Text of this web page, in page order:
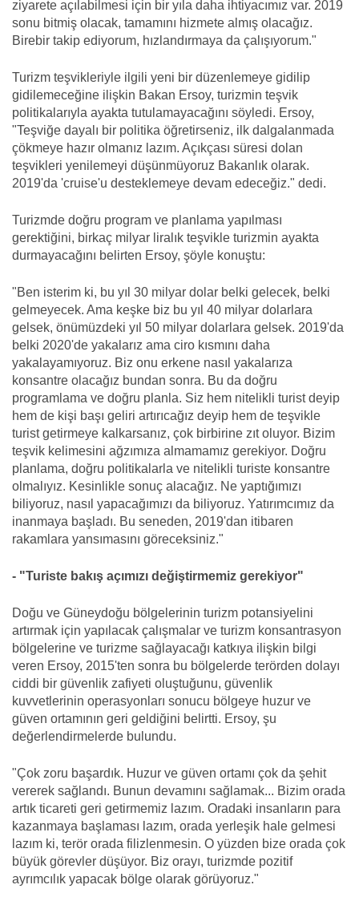
ziyarete açılabilmesi için bir yıla daha ihtiyacımız var. 2019
sonu bitmiş olacak, tamamını hizmete almış olacağız.
Birebir takip ediyorum, hızlandırmaya da çalışıyorum."
Turizm teşvikleriyle ilgili yeni bir düzenlemeye gidilip
gidilemeceğine ilişkin Bakan Ersoy, turizmin teşvik
politikalarıyla ayakta tutulamayacağını söyledi. Ersoy,
"Teşviğe dayalı bir politika öğretirseniz, ilk dalgalanmada
çökmeye hazır olmanız lazım. Açıkçası süresi dolan
teşvikleri yenilemeyi düşünmüyoruz Bakanlık olarak.
2019'da 'cruise'u desteklemeye devam edeceğiz." dedi.
Turizmde doğru program ve planlama yapılması
gerektiğini, birkaç milyar liralık teşvikle turizmin ayakta
durmayacağını belirten Ersoy, şöyle konuştu:
"Ben isterim ki, bu yıl 30 milyar dolar belki gelecek, belki
gelmeyecek. Ama keşke biz bu yıl 40 milyar dolarlara
gelsek, önümüzdeki yıl 50 milyar dolarlara gelsek. 2019'da
belki 2020'de yakalarız ama ciro kısmını daha
yakalayamıyoruz. Biz onu erkene nasıl yakalarıza
konsantre olacağız bundan sonra. Bu da doğru
programlama ve doğru planla. Siz hem nitelikli turist deyip
hem de kişi başı geliri artırıcağız deyip hem de teşvikle
turist getirmeye kalkarsanız, çok birbirine zıt oluyor. Bizim
teşvik kelimesini ağzımıza almamamız gerekiyor. Doğru
planlama, doğru politikalarla ve nitelikli turiste konsantre
olmalıyız. Kesinlikle sonuç alacağız. Ne yaptığımızı
biliyoruz, nasıl yapacağımızı da biliyoruz. Yatırımcımız da
inanmaya başladı. Bu seneden, 2019'dan itibaren
rakamlara yansımasını göreceksiniz."
- "Turiste bakış açımızı değiştirmemiz gerekiyor"
Doğu ve Güneydoğu bölgelerinin turizm potansiyelini
artırmak için yapılacak çalışmalar ve turizm konsantrasyon
bölgelerine ve turizme sağlayacağı katkıya ilişkin bilgi
veren Ersoy, 2015'ten sonra bu bölgelerde terörden dolayı
ciddi bir güvenlik zafiyeti oluştuğunu, güvenlik
kuvvetlerinin operasyonları sonucu bölgeye huzur ve
güven ortamının geri geldiğini belirtti. Ersoy, şu
değerlendirmelerde bulundu.
"Çok zoru başardık. Huzur ve güven ortamı çok da şehit
vererek sağlandı. Bunun devamını sağlamak... Bizim orada
artık ticareti geri getirmemiz lazım. Oradaki insanların para
kazanmaya başlaması lazım, orada yerleşik hale gelmesi
lazım ki, terör orada filizlenmesin. O yüzden bize orada çok
büyük görevler düşüyor. Biz orayı, turizmde pozitif
ayrımcılık yapacak bölge olarak görüyoruz."